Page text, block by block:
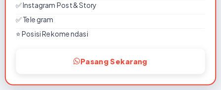
✅ Instagram Post & Story
✅ Telegram
⭐ Posisi Rekomendasi
Pasang Sekarang